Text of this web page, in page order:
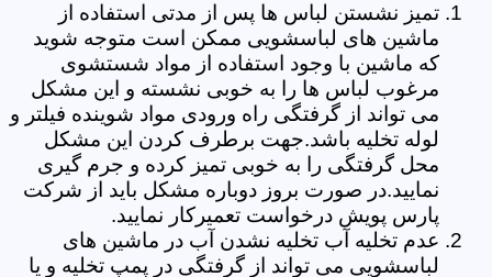
تمیز نشستن لباس ها پس از مدتی استفاده از
ماشین های لباسشویی ممکن است متوجه شوید
که ماشین با وجود استفاده از مواد شستشوی
مرغوب لباس ها را به خوبی نشسته و این مشکل
می تواند از گرفتگی راه ورودی مواد شوینده فیلتر و
لوله تخلیه باشد.جهت برطرف کردن این مشکل
محل گرفتگی را به خوبی تمیز کرده و جرم گیری
نمایید.در صورت بروز دوباره مشکل باید از شرکت
پارس پویش درخواست تعمیرکار نمایید.
عدم تخلیه آب تخلیه نشدن آب در ماشین های
لباسشویی می تواند از گرفتگی در پمپ تخلیه و یا